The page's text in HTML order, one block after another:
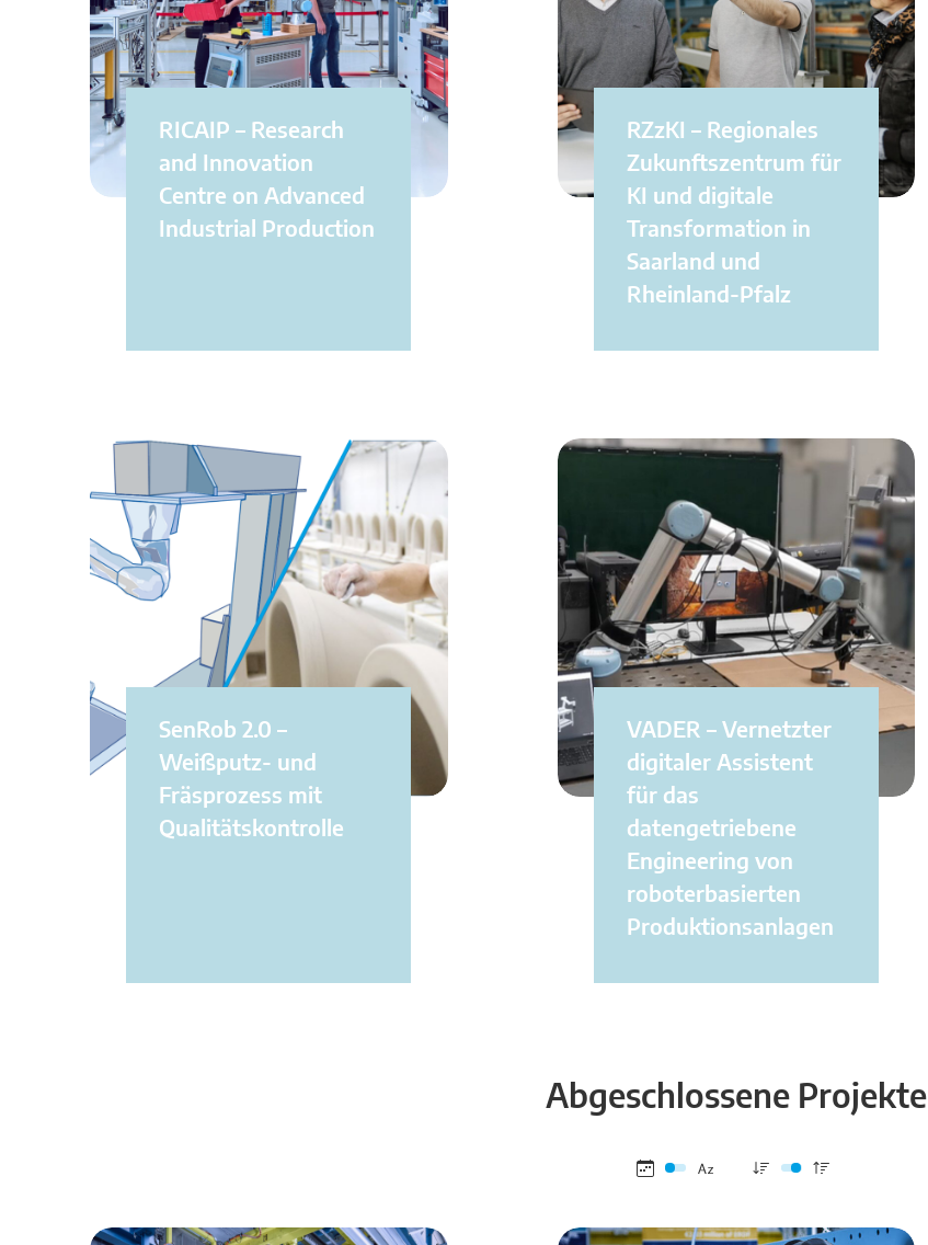
RICAIP – Research
and Innovation
Centre on Advanced
Industrial Production
RZzKI – Regionales
Zukunftszentrum für
KI und digitale
Transformation in
Saarland und
Rheinland-Pfalz
SenRob 2.0 –
Weißputz- und
Fräsprozess mit
Qualitätskontrolle
VADER – Vernetzter
digitaler Assistent
für das
datengetriebene
Engineering von
roboterbasierten
Produktionsanlagen
Abgeschlossene Projekte